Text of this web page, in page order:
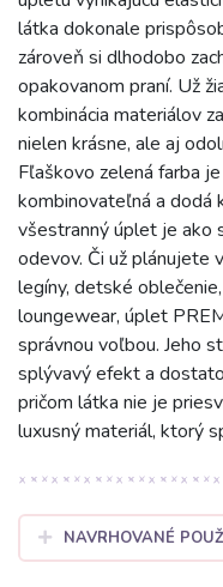
látka dokonale
zároveň si dlhodobo
opakovanom praní. Už
kombinácia materiálov
nielen krásne, ale aj
Fľaškovo zelená farba
kombinovateľná a dodá
všestranný úplet je ako
odevov. Či už plánujete
legíny, detské
loungewear, úplet
správnou voľbou. Jeho
splývavý efekt a
pričom látka nie je
luxusný materiál, ktorý
NAVRHOVANÉ